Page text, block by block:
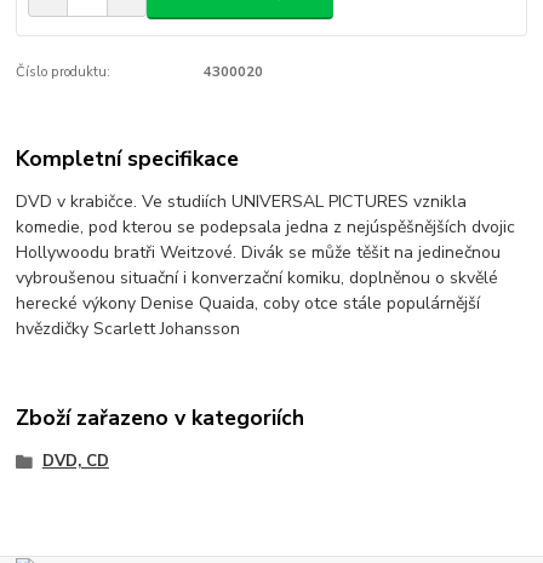
Číslo produktu: 4300020
Kompletní specifikace
DVD v krabičce. Ve studiích UNIVERSAL PICTURES vznikla
komedie, pod kterou se podepsala jedna z nejúspěšnějších dvojic
Hollywoodu bratři Weitzové. Divák se může těšit na jedinečnou
vybroušenou situační i konverzační komiku, doplněnou o skvělé
herecké výkony Denise Quaida, coby otce stále populárnější
hvězdičky Scarlett Johansson
Zboží zařazeno v kategoriích
DVD, CD